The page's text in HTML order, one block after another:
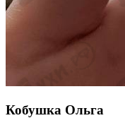
Кобушка Ольга